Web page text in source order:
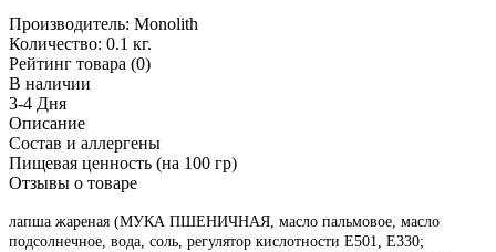
Производитель: Monolith
Количество: 0.1 кг.
Рейтинг товара (0)
В наличии
3-4 Дня
Описание
Состав и аллергены
Пищевая ценность (на 100 гр)
Отзывы о товаре
лапша жареная (МУКА ПШЕНИЧНАЯ, масло пальмовое, масло
подсолнечное, вода, соль, регулятор кислотности Е501, Е330;